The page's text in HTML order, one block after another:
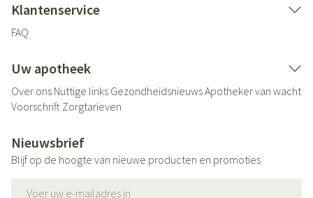
Klantenservice
FAQ
Uw apotheek
Over ons Nuttige links GezondheidsnieuwsApotheker van wacht
Voorschrift Zorgtarieven
Nieuwsbrief
Blijf op de hoogte van nieuwe producten en promoties